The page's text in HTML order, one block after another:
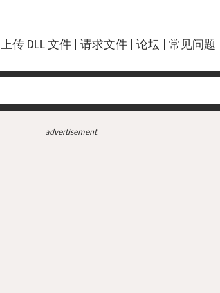
上传 DLL 文件 请求文件 论坛 常见问题
advertisement